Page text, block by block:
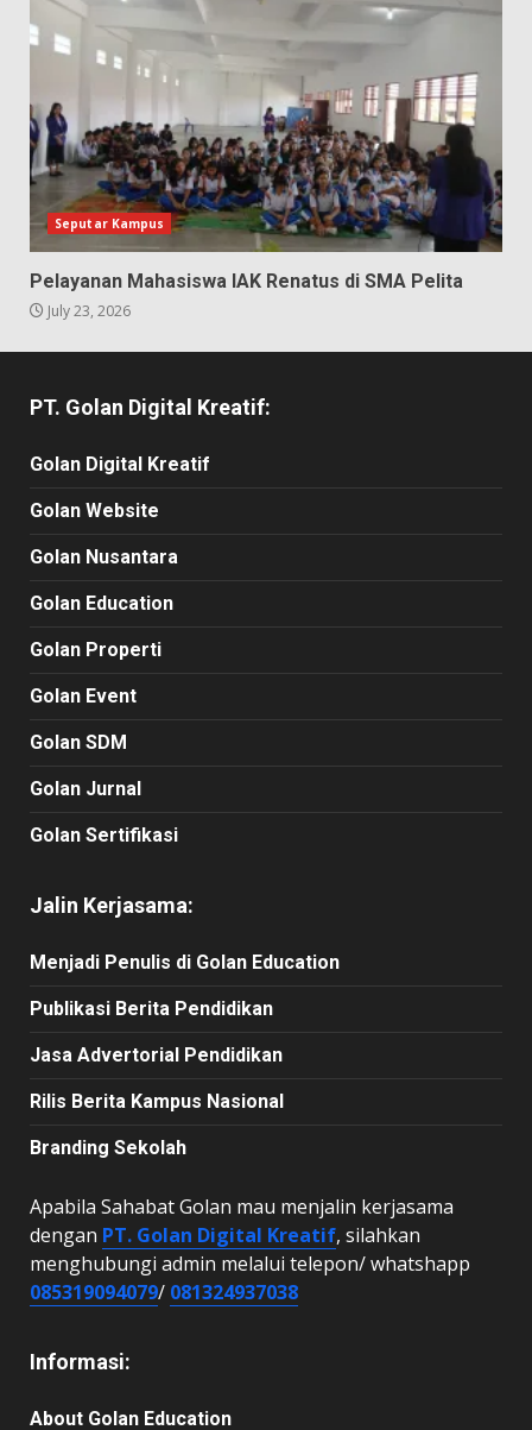
Seputar Kampus
Pelayanan Mahasiswa IAK Renatus di SMA Pelita
July 23, 2026
PT. Golan Digital Kreatif:
Golan Digital Kreatif
Golan Website
Golan Nusantara
Golan Education
Golan Properti
Golan Event
Golan SDM
Golan Jurnal
Golan Sertifikasi
Jalin Kerjasama:
Menjadi Penulis di Golan Education
Publikasi Berita Pendidikan
Jasa Advertorial Pendidikan
Rilis Berita Kampus Nasional
Branding Sekolah
Apabila Sahabat Golan mau menjalin kerjasama
dengan PT. Golan Digital Kreatif, silahkan
menghubungi admin melalui telepon/ whatshapp
085319094079/ 081324937038
Informasi:
About Golan Education